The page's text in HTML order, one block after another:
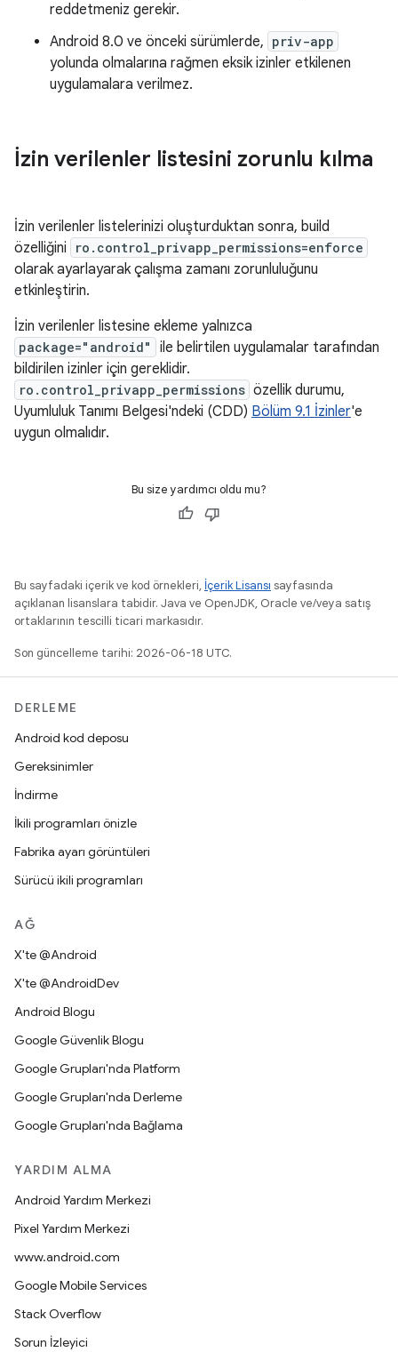
reddetmeniz gerekir.
Android 8.0 ve önceki sürümlerde, priv-app
yolunda olmalarına rağmen eksik izinler etkilenen
uygulamalara verilmez.
İzin verilenler listesini zorunlu kılma
İzin verilenler listelerinizi oluşturduktan sonra, build
özelliğini
ro.control_privapp_permissions=enforce
olarak ayarlayarak çalışma zamanı zorunluluğunu
etkinleştirin.
İzin verilenler listesine ekleme yalnızca
package="android"
ile belirtilen uygulamalar tarafından
bildirilen izinler için gereklidir.
ro.control_privapp_permissions özellik durumu,
Uyumluluk Tanımı Belgesi'ndeki (CDD) Bölüm 9.1 İzinler'e
uygun olmalıdır.
Bu size yardımcı oldu mu?
Bu sayfadaki içerik ve kod örnekleri, İçerik Lisansı sayfasında
açıklanan lisanslara tabidir. Java ve OpenJDK, Oracle ve/veya satış
ortaklarının tescilli ticari markasıdır.
Son güncelleme tarihi: 2026-06-18 UTC.
DERLEME
Android kod deposu
Gereksinimler
İndirme
İkili programları önizle
Fabrika ayarı görüntüleri
Sürücü ikili programları
AĞ
X'te @Android
X'te @AndroidDev
Android Blogu
Google Güvenlik Blogu
Google Grupları'nda Platform
Google Grupları'nda Derleme
Google Grupları'nda Bağlama
YARDIM ALMA
Android Yardım Merkezi
Pixel Yardım Merkezi
www.android.com
Google Mobile Services
Stack Overflow
Sorun İzleyici